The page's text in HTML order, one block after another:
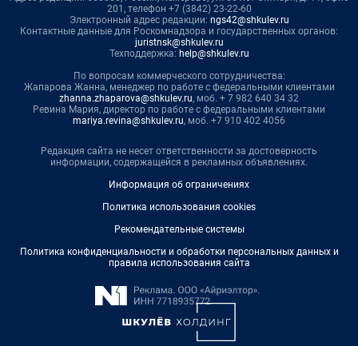
201, телефон +7 (3842) 23-22-60
Электронный адрес редакции: ngs42@shkulev.ru
Контактные данные для Роскомнадзора и государственных органов:
juristnsk@shkulev.ru
Техподдержка: help@shkulev.ru
По вопросам коммерческого сотрудничества:
Жапарова Жанна, менеджер по работе с федеральными клиентами
zhanna.zhaparova@shkulev.ru, моб. + 7 982 640 34 32
Ревина Мария, директор по работе с федеральными клиентами
mariya.revina@shkulev.ru, моб. +7 910 402 4056
Редакция сайта не несет ответственности за достоверность
информации, содержащейся в рекламных объявлениях.
Информация об ограничениях
Политика использования cookies
Рекомендательные системы
Политика конфиденциальности и обработки персональных данных и
правила использования сайта